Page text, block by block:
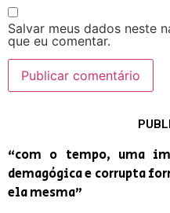
Salvar meus dados neste
que eu comentar.
“com o tempo, uma
demagógica e corrupta
ela mesma”